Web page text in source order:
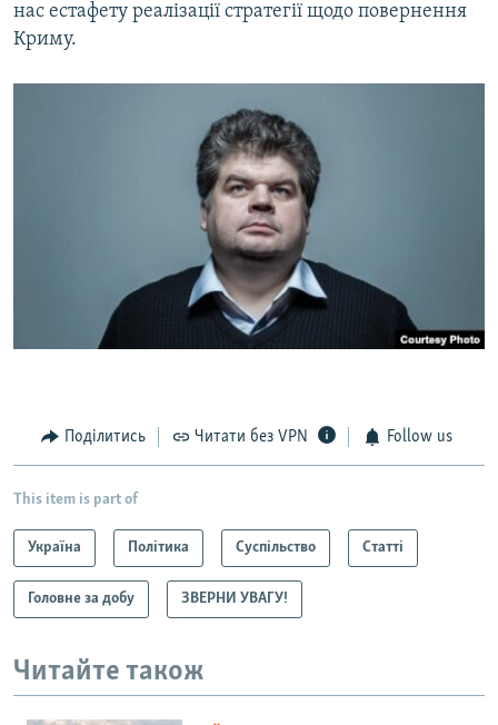
нас естафету реалізації стратегії щодо повернення
Криму.
Поділитись Читати без VPN Follow us
This item is part of
Україна Політика Суспільство Статті
Головне за добу ЗВЕРНИ УВАГУ!
Читайте також